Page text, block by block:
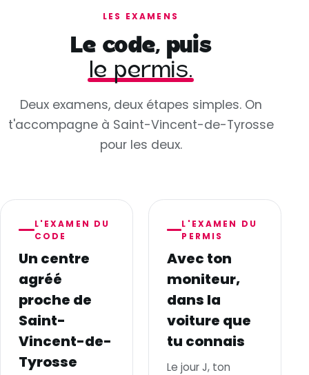
LES EXAMENS
Le code, puis
le permis.
Deux examens, deux étapes simples. On
t'accompagne à Saint-Vincent-de-Tyrosse
pour les deux.
L'EXAMEN DU
CODE
Un centre
agréé
proche de
Saint-
Vincent-de-
Tyrosse
L'EXAMEN DU
PERMIS
Avec ton
moniteur,
dans la
voiture que
tu connais
Le jour J, ton